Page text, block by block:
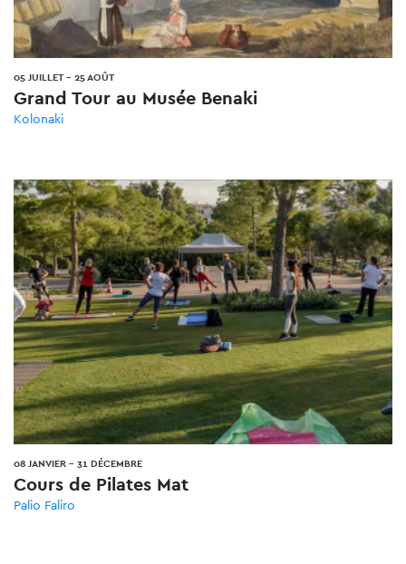
05 JUILLET- 25 AOÛT
Grand Tour au Musée Benaki
Kolonaki
08 JANVIER - 31 DÉCEMBRE
Cours de Pilates Mat
Palio Faliro